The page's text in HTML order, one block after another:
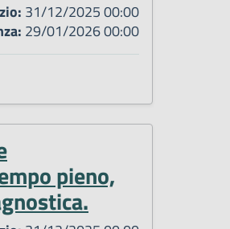
31/12/2025 00:00
29/01/2026 00:00
pieno,